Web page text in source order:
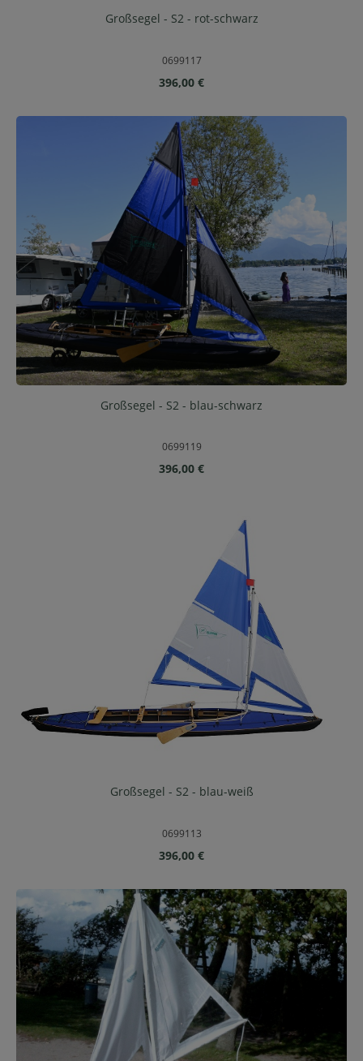
Großsegel - S2 - rot-schwarz
0699117
Regulärer Preis:
396,00 €
Großsegel - S2 - blau-schwarz
0699119
Regulärer Preis:
396,00 €
Großsegel - S2 - blau-weiß
0699113
Regulärer Preis:
396,00 €